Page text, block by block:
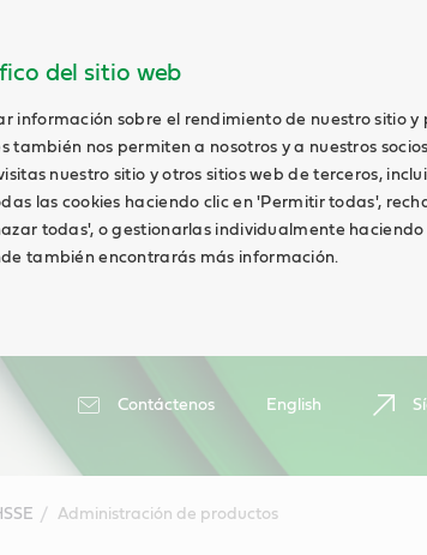
del sitio web
información sobre el rendimiento de nuestro sitio y
también nos permiten a nosotros y a nuestros socios
nuestro sitio y otros sitios web de terceros,
las cookies haciendo clic en 'Permitir todas',
todas', o gestionarlas individualmente haciendo
también encontrarás más información.
Contáctenos English
Administración de productos